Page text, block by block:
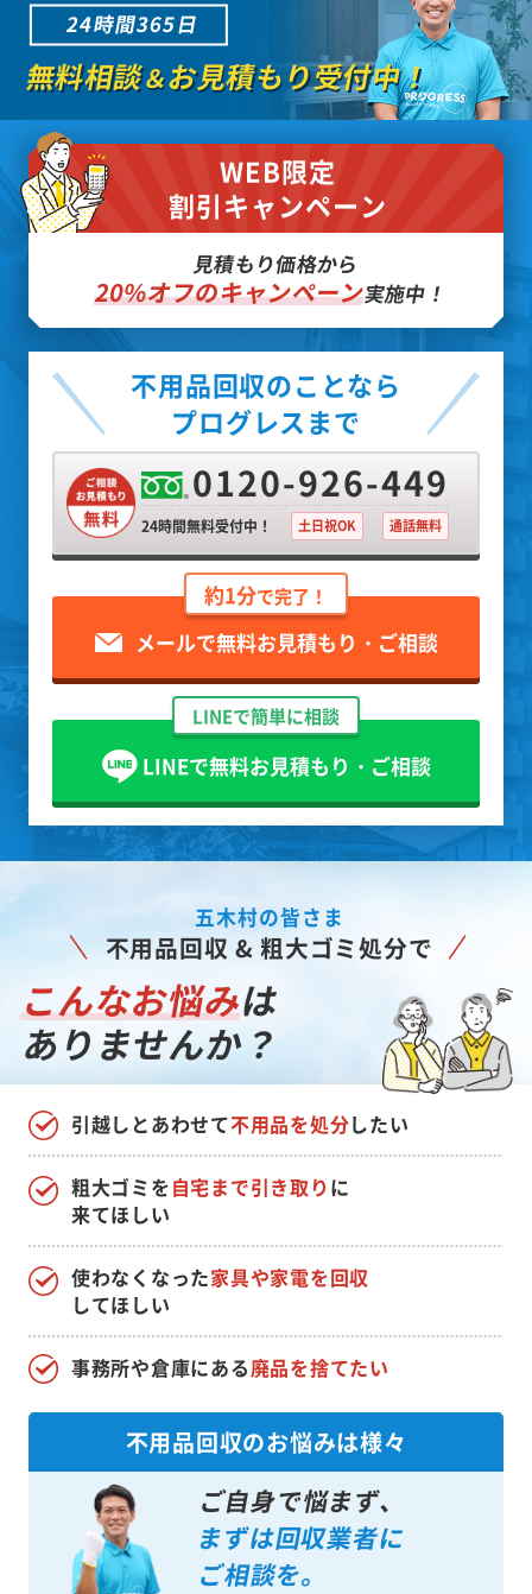
24時間365日
無料相談＆お見積もり受付中！
WEB限定
割引キャンペーン
見積もり価格から
20%オフのキャンペーン実施中！
不用品回収のことなら
プログレスまで
0120-926-449
24時間無料受付中！ 土日祝OK 通話無料
約1分で完了！
メールで無料お見積もり・ご相談
LINEで簡単に相談
LINEで無料お見積もり・ご相談
五木村の皆さま
不用品回収 & 粗大ゴミ処分で
こんなお悩みは
ありませんか？
引越しとあわせて不用品を処分したい
使わなくなった家具や家電を回収
してほしい
粗大ゴミを自宅まで引き取り に
来てほしい
事務所や倉庫にある廃品を捨てたい
不用品回収のお悩みは様々
ご自身で悩まず、
まずは回収業者に
ご相談を。